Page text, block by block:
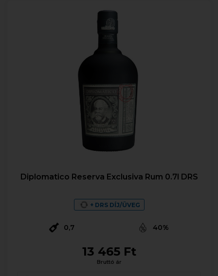
Diplomatico Reserva Exclusiva Rum 0.7l DRS
+ DRS DÍJ/ÜVEG
0,7 40%
13 465 Ft
Bruttó ár